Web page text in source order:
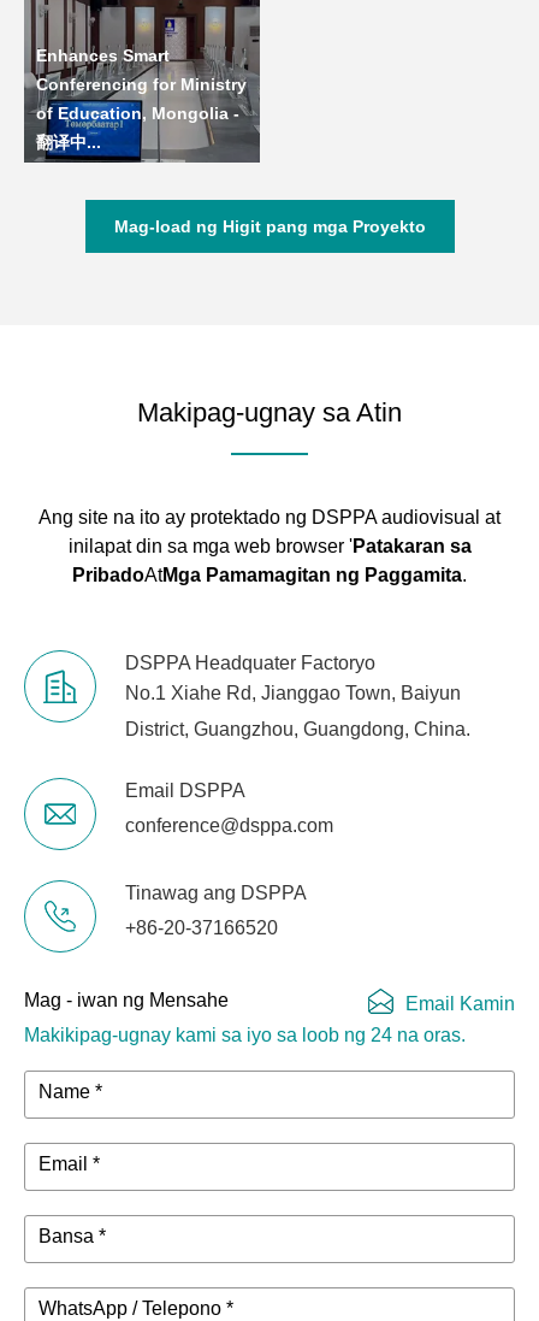
Enhances Smart
Conferencing for Ministry
of Education, Mongolia -
翻译中...
Mag-load ng Higit pang mga Proyekto
Makipag-ugnay sa Atin
Ang site na ito ay protektado ng DSPPA audiovisual at
inilapat din sa mga web browser 'Patakaran sa
PribadoAtMga Pamamagitan ng Paggamita.
DSPPA Headquater Factoryo
No.1 Xiahe Rd, Jianggao Town, Baiyun
District, Guangzhou, Guangdong, China.
Email DSPPA
conference@dsppa.com
Tinawag ang DSPPA
+86-20-37166520
Mag - iwan ng Mensahe
Makikipag-ugnay kami sa iyo sa loob ng 24 na oras.
Email Kamin
Name *
Email *
Bansa *
WhatsApp / Telepono *